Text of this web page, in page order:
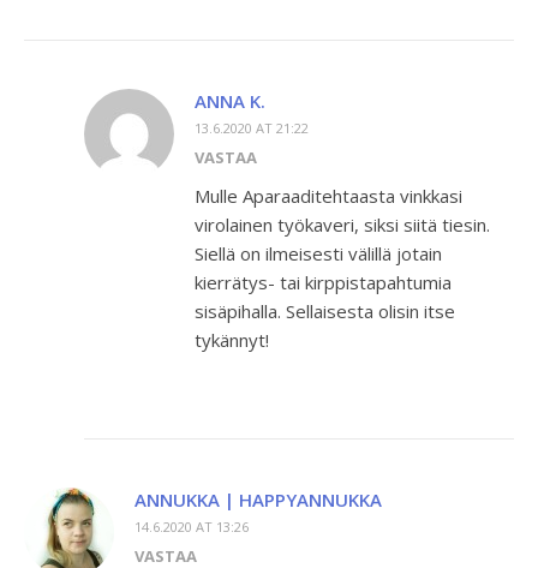
ANNA K.
13.6.2020 AT 21:22
VASTAA
Mulle Aparaaditehtaasta vinkkasi
virolainen työkaveri, siksi siitä tiesin.
Siellä on ilmeisesti välillä jotain
kierrätys- tai kirppistapahtumia
sisäpihalla. Sellaisesta olisin itse
tykännyt!
ANNUKKA | HAPPYANNUKKA
14.6.2020 AT 13:26
VASTAA